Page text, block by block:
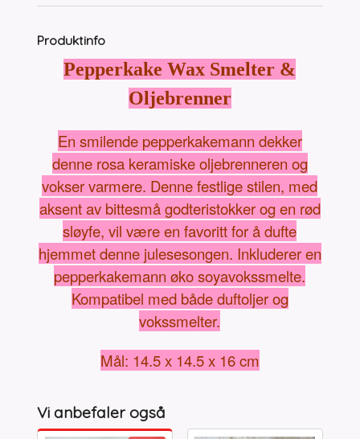
Produktinfo
Pepperkake Wax Smelter &
Oljebrenner
En smilende pepperkakemann dekker
denne rosa keramiske oljebrenneren og
vokser varmere. Denne festlige stilen, med
aksent av bittesmå godteristokker og en rød
sløyfe, vil være en favoritt for å dufte
hjemmet denne julesesongen. Inkluderer en
pepperkakemann øko soyavokssmelte.
Kompatibel med både duftoljer og
vokssmelter.
Mål: 14.5 x 14.5 x 16 cm
Vi anbefaler også